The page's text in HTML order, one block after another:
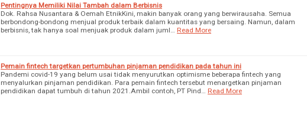
Pentingnya Memiliki Nilai Tambah dalam Berbisnis
Dok. Rahsa Nusantara & Oemah EtnikKini, makin banyak orang yang berwirausaha. Semua
berbondong-bondong menjual produk terbaik dalam kuantitas yang bersaing. Namun, dalam
berbisnis, tak hanya soal menjuak produk dalam juml…
Read More
Pemain fintech targetkan pertumbuhan pinjaman pendidikan pada tahun ini
Pandemi covid-19 yang belum usai tidak menyurutkan optimisme beberapa fintech yang
menyalurkan pinjaman pendidikan. Para pemain fintech tersebut menargetkan pinjaman
pendidikan dapat tumbuh di tahun 2021.Ambil contoh, PT Pind…
Read More